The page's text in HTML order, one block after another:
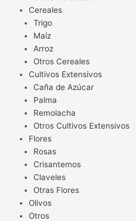
Cereales
Trigo
Maíz
Arroz
Otros Cereales
Cultivos Extensivos
Caña de Azúcar
Palma
Remolacha
Otros Cultivos Extensivos
Flores
Rosas
Crisantemos
Claveles
Otras Flores
Olivos
Otros